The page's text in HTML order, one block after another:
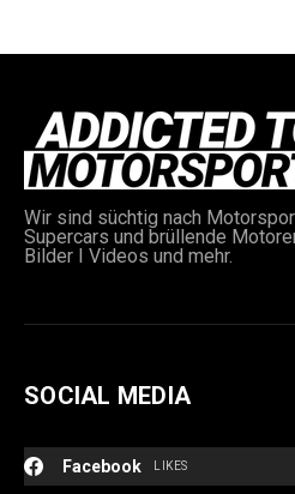
Wir sind süchtig nach
Supercars und brüllende
Bilder I Videos und mehr.
SOCIAL MEDIA
Facebook LIKES